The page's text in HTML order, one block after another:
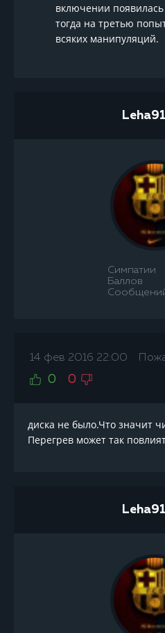
включении
тогда на третью
всяких манипуляций.
Симпатии
Баллов
14 фев 2016 22:00
0 0
диска не было.Что значит
Перегрев может так